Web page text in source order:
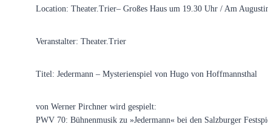
Location: Theater.Trier– Großes Haus um 19.30 Uhr / Am
Veranstalter: Theater.Trier
Titel: Jedermann – Mysterienspiel von Hugo von Hoffmannsthal
von Werner Pirchner wird gespielt:
PWV 70: Bühnenmusik zu »Jedermann« bei den Salzburger